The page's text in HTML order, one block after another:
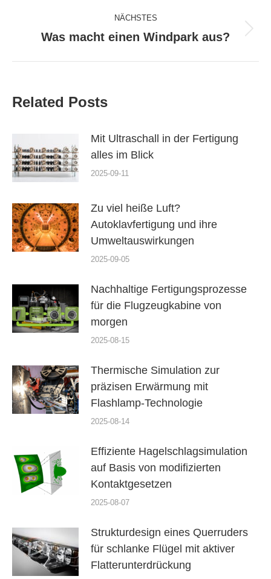
NÄCHSTES
Nächster
Was macht einen Windpark aus?
Related Posts
Mit Ultraschall in der Fertigung
alles im Blick
2025-09-11
Zu viel heiße Luft?
Autoklavfertigung und ihre
Umweltauswirkungen
2025-09-05
Nachhaltige Fertigungsprozesse
für die Flugzeugkabine von
morgen
2025-08-15
Thermische Simulation zur
präzisen Erwärmung mit
Flashlamp-Technologie
2025-08-14
Effiziente Hagelschlagsimulation
auf Basis von modifizierten
Kontaktgesetzen
2025-08-07
Strukturdesign eines Querruders
für schlanke Flügel mit aktiver
Flatterunterdrückung